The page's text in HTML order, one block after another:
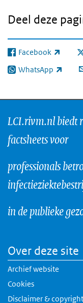
Deel deze
Facebook
(externe link)
WhatsApp
(externe link)
LCI.rivm.nl biedt
factsheets voor
professionals
in de publieke
Over deze site
Archief website
Cookies
Disclaimer & copyright